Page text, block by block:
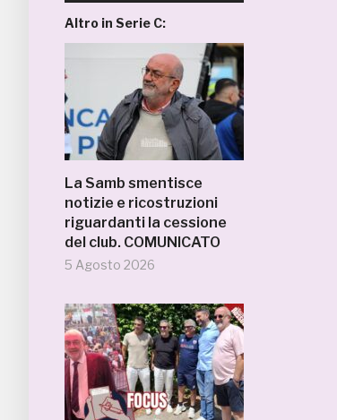
Altro in Serie C:
La Samb smentisce
notizie e ricostruzioni
riguardanti la cessione
del club. COMUNICATO
5 Agosto 2026